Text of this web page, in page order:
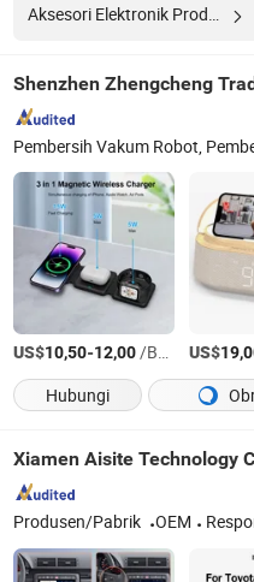
Shenzhen Zhengcheng
US$10,50-12,00/Bagian US$
Hubungi
Xiamen Aisite Technology
Produsen/Pabrik OEM